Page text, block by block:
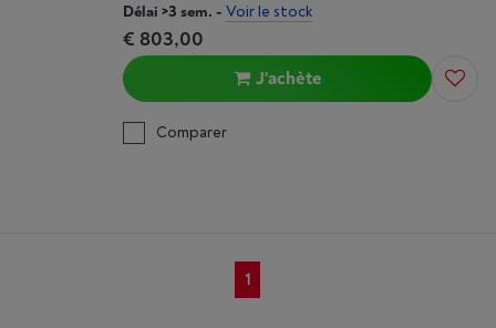
Délai >3 sem. - Voir le stock
€ 803,00
J'achète
Comparer
1